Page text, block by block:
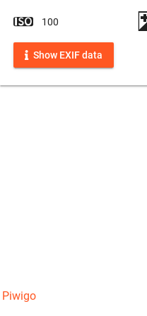
100
Show EXIF data
Piwigo